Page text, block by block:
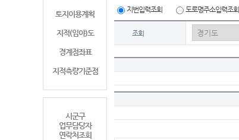
토지이용계획
지적(임야)도
경계점좌표
지적측량기준점
시군구
업무담당자
연락처조회
지번입력조회 도로명주소입력조회
조회